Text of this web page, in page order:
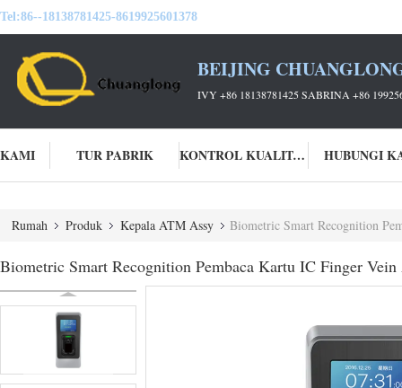
Tel:86--18138781425-8619925601378
BEIJING
IVY +86 18138781425 SABRINA +86
TUR PABRIK KONTROL KUALITAS HUBUNGI
Rumah Produk Kepala ATM Assy Biometric Smart Recognition
Biometric Smart Recognition Pembaca Kartu IC Finger